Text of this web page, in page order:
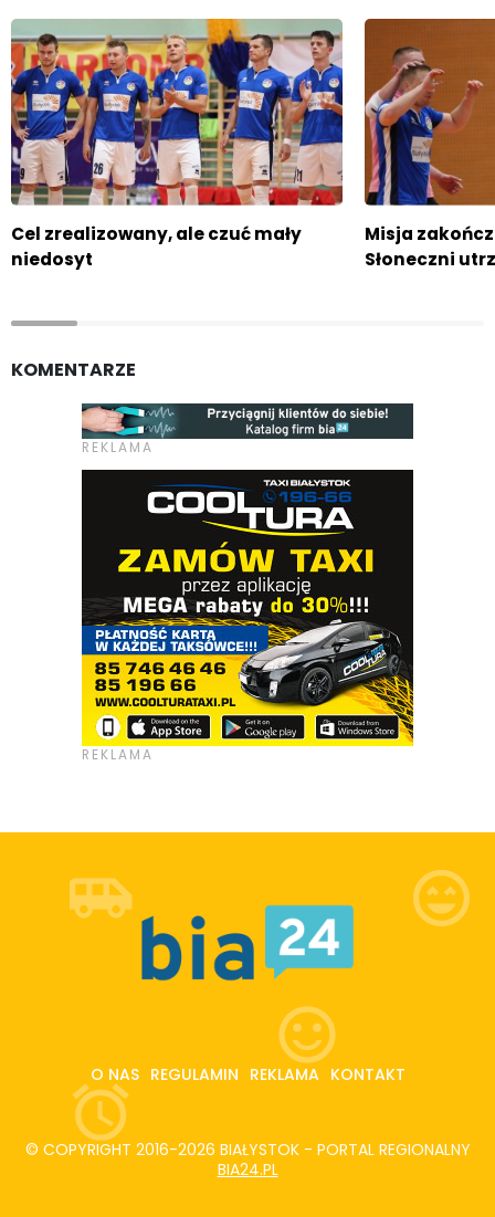
Cel zrealizowany, ale czuć mały
niedosyt
Misja
Słoneczni
KOMENTARZE
O NAS REGULAMIN REKLAMA KONTAKT
© COPYRIGHT 2016-2026 BIAŁYSTOK - PORTAL REGIONALNY
BIA24.PL